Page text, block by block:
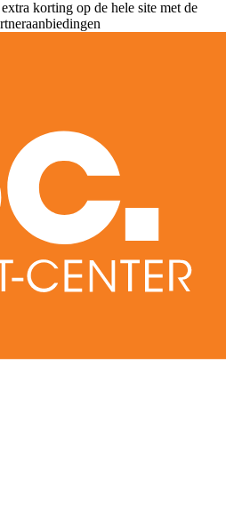
korting op de hele site met de